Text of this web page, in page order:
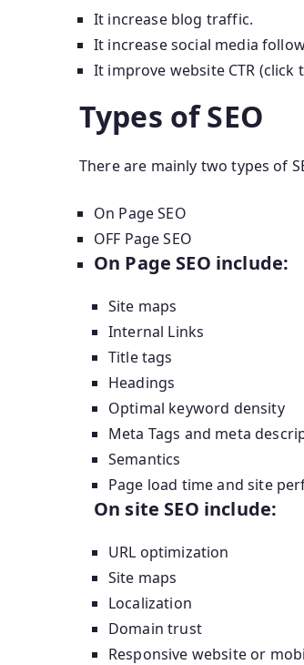
It increase blog traffic.
It increase social media
It improve website CTR (click
Types of SEO
There are mainly two types of
On Page SEO
OFF Page SEO
On Page SEO include:
Site maps
Internal Links
Title tags
Headings
Optimal keyword density
Meta Tags and meta
Semantics
Page load time and site
On site SEO include:
URL optimization
Site maps
Localization
Domain trust
Responsive website or